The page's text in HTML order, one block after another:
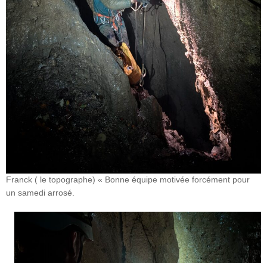
Franck ( le topographe) « Bonne équipe motivée forcément pour
un samedi arrosé.